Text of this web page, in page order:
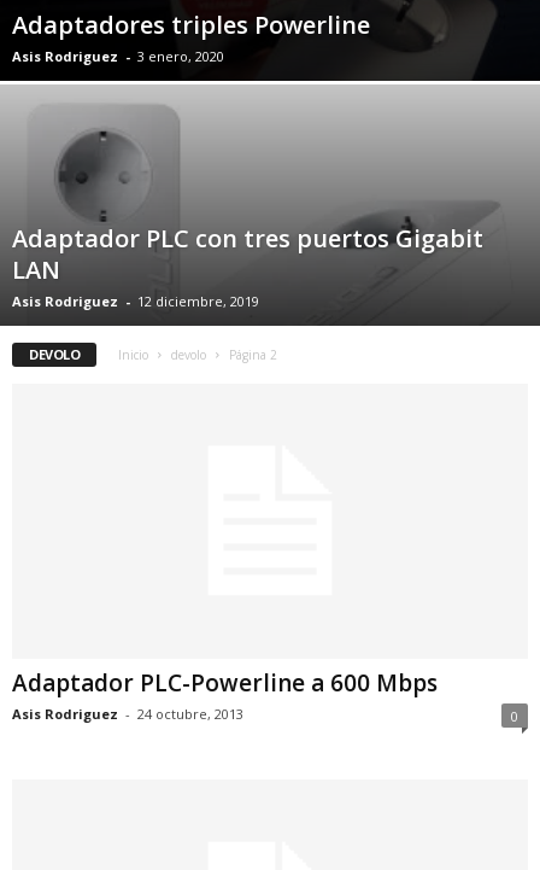
Adaptadores triples Powerline
Asis Rodriguez - 3 enero, 2020
Adaptador PLC con tres puertos Gigabit
LAN
Asis Rodriguez - 12 diciembre, 2019
DEVOLO Inicio devolo Página 2
Adaptador PLC-Powerline a 600 Mbps
Asis Rodriguez - 24 octubre, 2013 0